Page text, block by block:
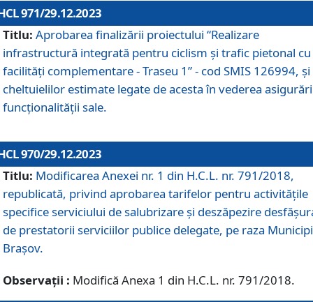
971/29.12.2023
Titlu: Aprobarea finalizării proiectului “Realizare
infrastructură integrată pentru ciclism şi trafic pietonal cu
facilităţi complementare - Traseu 1” - cod SMIS 126994, și
cheltuielilor estimate legate de acesta în vederea
funcționalității sale.
970/29.12.2023
Titlu: Modificarea Anexei nr. 1 din H.C.L. nr. 791/2018,
republicată, privind aprobarea tarifelor pentru activitățile
specifice serviciului de salubrizare și deszăpezire
de prestatorii serviciilor publice delegate, pe raza
Brașov.
Observații : Modifică Anexa 1 din H.C.L. nr. 791/2018.